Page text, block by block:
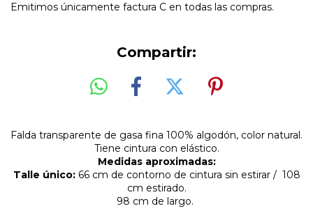
Emitimos únicamente factura C en todas las compras.
Compartir:
Falda transparente de gasa fina 100% algodón, color natural.
Tiene cintura con elástico.
Medidas aproximadas:
Talle único:66 cm de contorno de cintura sin estirar / 108
cm estirado.
98 cm de largo.